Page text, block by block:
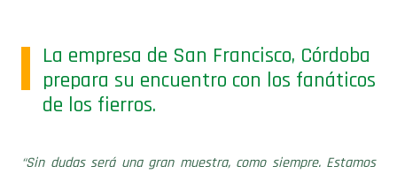
La empresa de San Francisco, Córdoba
prepara su encuentro con los fanáticos
de los fierros.
“Sin dudas será una gran muestra, como siempre. Estamos